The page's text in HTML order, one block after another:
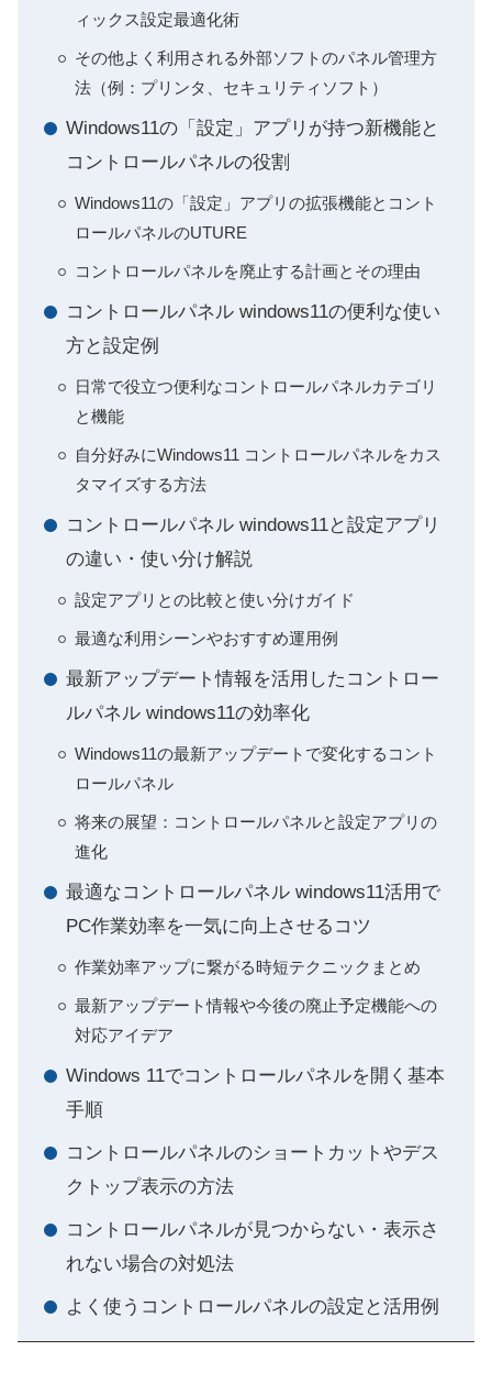
ィックス設定最適化術
その他よく利用される外部ソフトのパネル管理方
法（例：プリンタ、セキュリティソフト）
Windows11の「設定」アプリが持つ新機能と
コントロールパネルの役割
Windows11の「設定」アプリの拡張機能とコント
ロールパネルのUTURE
コントロールパネルを廃止する計画とその理由
コントロールパネル windows11の便利な使い
方と設定例
日常で役立つ便利なコントロールパネルカテゴリ
と機能
自分好みにWindows11 コントロールパネルをカス
タマイズする方法
コントロールパネル windows11と設定アプリ
の違い・使い分け解説
設定アプリとの比較と使い分けガイド
最適な利用シーンやおすすめ運用例
最新アップデート情報を活用したコントロー
ルパネル windows11の効率化
Windows11の最新アップデートで変化するコント
ロールパネル
将来の展望：コントロールパネルと設定アプリの
進化
最適なコントロールパネル windows11活用で
PC作業効率を一気に向上させるコツ
作業効率アップに繋がる時短テクニックまとめ
最新アップデート情報や今後の廃止予定機能への
対応アイデア
Windows 11でコントロールパネルを開く基本
手順
コントロールパネルのショートカットやデス
クトップ表示の方法
コントロールパネルが見つからない・表示さ
れない場合の対処法
よく使うコントロールパネルの設定と活用例